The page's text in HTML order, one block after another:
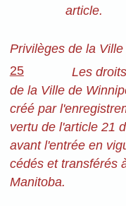
article.
Privilèges de la
25
Les
de la Ville de
créé par
vertu de l'article 21
avant l'entrée en
cédés et transférés
Manitoba.